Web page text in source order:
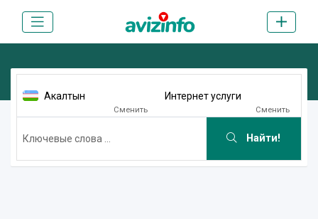
Акалтын
Сменить
Интернет услуги
Сменить
Найти!